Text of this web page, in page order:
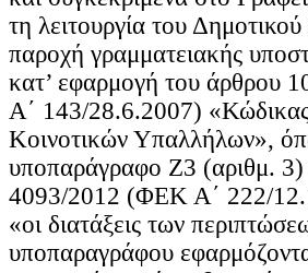
τη λειτουργία του
παροχή γραμματειακής
κατ’ εφαρμογή του
Α΄ 143/28.6.2007)
Κοινοτικών Υπαλλήλων»,
υποπαράγραφο Ζ3 (αριθμ.
4093/2012 (ΦΕΚ Α΄ 222/
«οι διατάξεις των
υποπαραγράφου